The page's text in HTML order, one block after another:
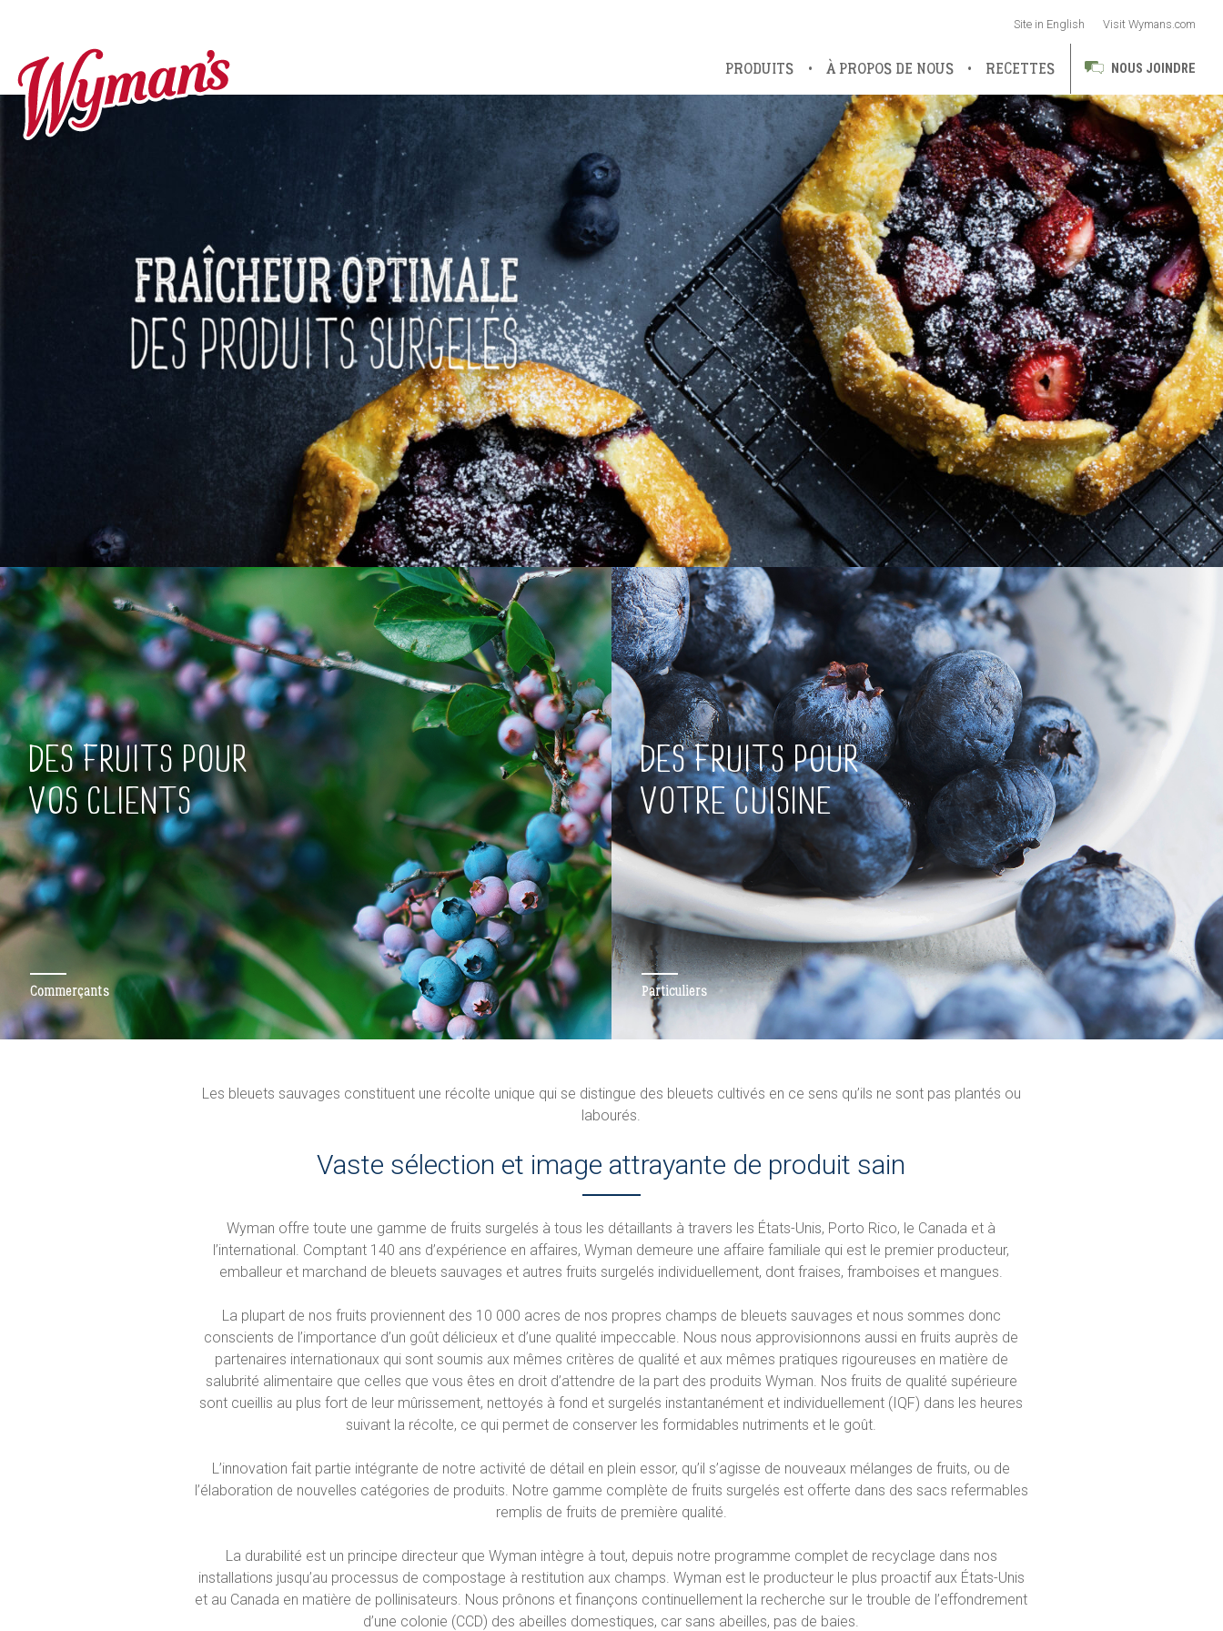
Site in English
Site in English Visit Wymans.com
Visit Wymans.com
PRODUITS À PROPOS DE NOUS RECETTES NOUS JOINDRE
Fraîcheur optimale des produits surgelés
DES FRUITS POUR
VOS CLIENTS
Commerçants
DES FRUITS POUR
VOTRE CUISINE
Particuliers
Les bleuets sauvages constituent une récolte unique qui se distingue des bleuets cultivés en ce sens qu’ils ne sont pas plantés ou
labourés.
Vaste sélection et image attrayante de produit sain
Wyman offre toute une gamme de fruits surgelés à tous les détaillants à travers les États-Unis, Porto Rico, le Canada et à
l’international. Comptant 140 ans d’expérience en affaires, Wyman demeure une affaire familiale qui est le premier producteur,
emballeur et marchand de bleuets sauvages et autres fruits surgelés individuellement, dont fraises, framboises et mangues.
La plupart de nos fruits proviennent des 10 000 acres de nos propres champs de bleuets sauvages et nous sommes donc
conscients de l’importance d’un goût délicieux et d’une qualité impeccable. Nous nous approvisionnons aussi en fruits auprès de
partenaires internationaux qui sont soumis aux mêmes critères de qualité et aux mêmes pratiques rigoureuses en matière de
salubrité alimentaire que celles que vous êtes en droit d’attendre de la part des produits Wyman. Nos fruits de qualité supérieure
sont cueillis au plus fort de leur mûrissement, nettoyés à fond et surgelés instantanément et individuellement (IQF) dans les heures
suivant la récolte, ce qui permet de conserver les formidables nutriments et le goût.
L’innovation fait partie intégrante de notre activité de détail en plein essor, qu’il s’agisse de nouveaux mélanges de fruits, ou de
l’élaboration de nouvelles catégories de produits. Notre gamme complète de fruits surgelés est offerte dans des sacs refermables
remplis de fruits de première qualité.
La durabilité est un principe directeur que Wyman intègre à tout, depuis notre programme complet de recyclage dans nos
installations jusqu’au processus de compostage à restitution aux champs. Wyman est le producteur le plus proactif aux États-Unis
et au Canada en matière de pollinisateurs. Nous prônons et finançons continuellement la recherche sur le trouble de l’effondrement
d’une colonie (CCD) des abeilles domestiques, car sans abeilles, pas de baies.